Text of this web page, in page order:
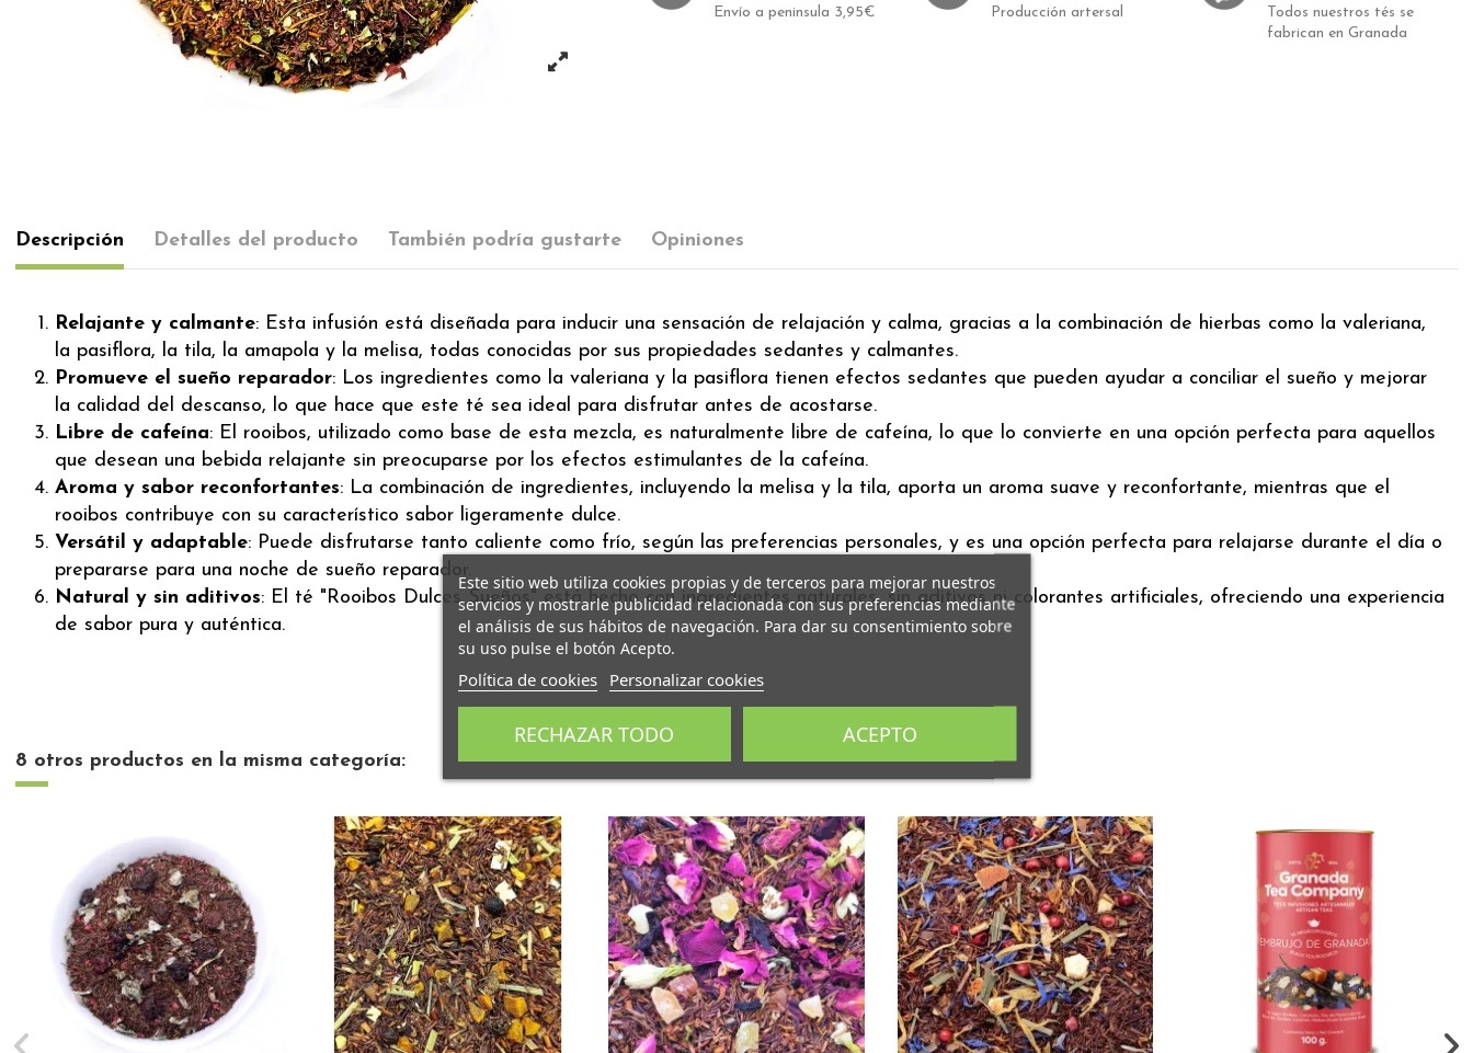
Envío a peninsula 3,95€ Producción artersal
Todos nuestros tés se
fabrican en Granada
Descripción Detalles del producto También podría gustarte Opiniones
Relajante y calmante: Esta infusión está diseñada para inducir una sensación de relajación y calma, gracias a la combinación de hierbas como la valeriana,
la pasiflora, la tila, la amapola y la melisa, todas conocidas por sus propiedades sedantes y calmantes.
Promueve el sueño reparador: Los ingredientes como la valeriana y la pasiflora tienen efectos sedantes que pueden ayudar a conciliar el sueño y mejorar
la calidad del descanso, lo que hace que este té sea ideal para disfrutar antes de acostarse.
Libre de cafeína: El rooibos, utilizado como base de esta mezcla, es naturalmente libre de cafeína, lo que lo convierte en una opción perfecta para aquellos
que desean una bebida relajante sin preocuparse por los efectos estimulantes de la cafeína.
Aroma y sabor reconfortantes: La combinación de ingredientes, incluyendo la melisa y la tila, aporta un aroma suave y reconfortante, mientras que el
rooibos contribuye con su característico sabor ligeramente dulce.
Versátil y adaptable: Puede disfrutarse tanto caliente como frío, según las preferencias personales, y es una opción perfecta para relajarse durante el día o
prepararse para una noche de sueño reparador.
Natural y sin aditivos: El té "Rooibos Dulces Sueños" está hecho con ingredientes naturales, sin aditivos ni colorantes artificiales, ofreciendo una experiencia
de sabor pura y auténtica.
8 otros productos en la misma categoría:
Este sitio web utiliza cookies propias y de terceros para mejorar nuestros
servicios y mostrarle publicidad relacionada con sus preferencias mediante
el análisis de sus hábitos de navegación. Para dar su consentimiento sobre
su uso pulse el botón Acepto.
Política de cookies Personalizar cookies
RECHAZAR TODO ACEPTO